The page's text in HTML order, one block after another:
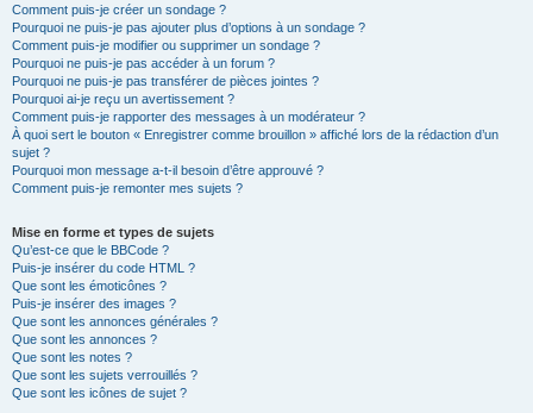
Comment puis-je créer un sondage ?
Pourquoi ne puis-je pas ajouter plus d’options à un sondage ?
Comment puis-je modifier ou supprimer un sondage ?
Pourquoi ne puis-je pas accéder à un forum ?
Pourquoi ne puis-je pas transférer de pièces jointes ?
Pourquoi ai-je reçu un avertissement ?
Comment puis-je rapporter des messages à un modérateur ?
À quoi sert le bouton « Enregistrer comme brouillon » affiché lors de la rédaction d’un
sujet ?
Pourquoi mon message a-t-il besoin d’être approuvé ?
Comment puis-je remonter mes sujets ?
Mise en forme et types de sujets
Qu’est-ce que le BBCode ?
Puis-je insérer du code HTML ?
Que sont les émoticônes ?
Puis-je insérer des images ?
Que sont les annonces générales ?
Que sont les annonces ?
Que sont les notes ?
Que sont les sujets verrouillés ?
Que sont les icônes de sujet ?